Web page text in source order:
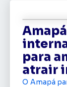
para
atrair
O Amapá